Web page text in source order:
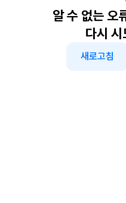
알 수 없는 오
다시
새로고침